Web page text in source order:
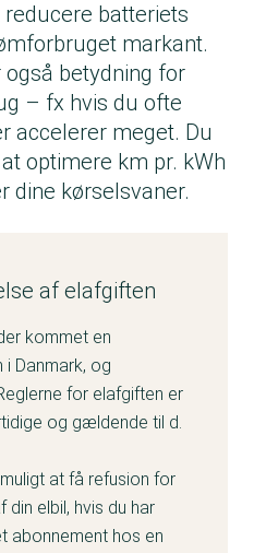
batteriets
markant.
også betydning for
– fx hvis du ofte
accelerer meget. Du
optimere km pr. kWh
dine kørselsvaner.
af elafgiften
kommet en
Danmark, og
for elafgiften er
og gældende til d.
at få refusion for
din elbil, hvis du har
abonnement hos en